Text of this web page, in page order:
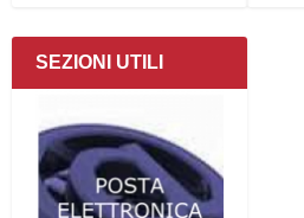
SEZIONI UTILI